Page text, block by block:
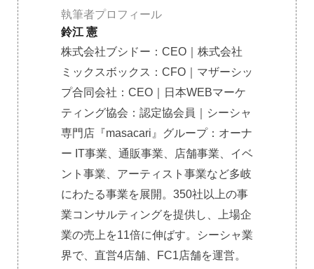
執筆者プロフィール
鈴江 憲
株式会社ブシドー：CEO｜株式会社
ミックスボックス：CFO｜マザーシッ
プ合同会社：CEO｜日本WEBマーケ
ティング協会：認定協会員｜シーシャ
専門店『masacari』グループ：オーナ
ー IT事業、通販事業、店舗事業、イベ
ント事業、アーティスト事業など多岐
にわたる事業を展開。350社以上の事
業コンサルティングを提供し、上場企
業の売上を11倍に伸ばす。シーシャ業
界で、直営4店舗、FC1店舗を運営。